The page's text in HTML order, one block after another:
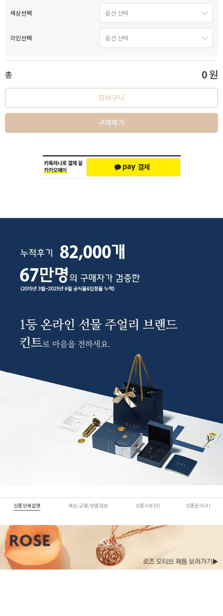
색상선택
각인선택
총 0원
장바구니
구매하기
상품상세설명 배송/교환/반품정보 상품리뷰(9) 상품문의(4)